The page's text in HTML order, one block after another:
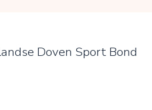
Doven Sport Bond